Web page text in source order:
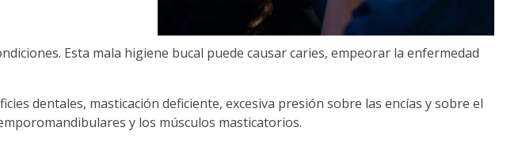
Esta mala higiene bucal puede causar caries, empeorar la enfermedad
dentales, masticación deficiente, excesiva presión sobre las encías y sobre el
y los músculos masticatorios.